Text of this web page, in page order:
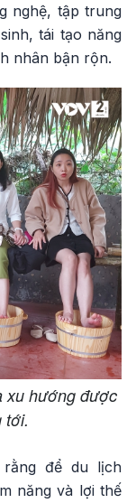
nghệ, tập trung
tái tạo năng
nhân bận rộn.
xu hướng được
tới.
rằng để du lịch
năng và lợi thế